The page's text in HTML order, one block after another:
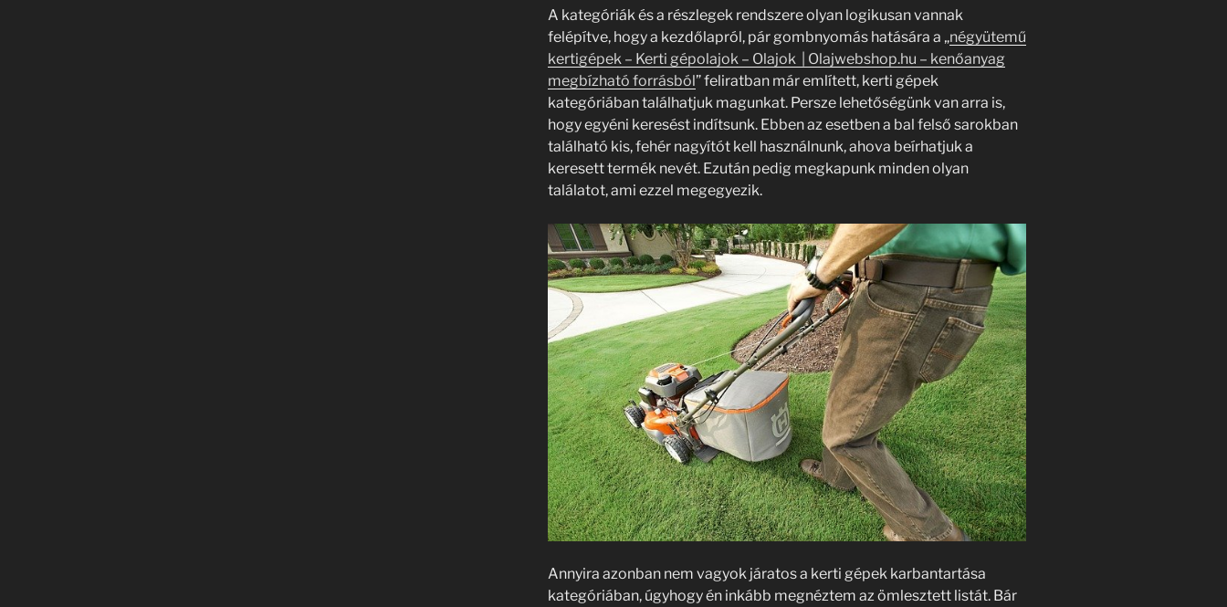
A kategóriák és a részlegek rendszere olyan logikusan vannak
felépítve, hogy a kezdőlapról, pár gombnyomás hatására a „négyütemű
kertigépek – Kerti gépolajok – Olajok | Olajwebshop.hu – kenőanyag
megbízható forrásból” feliratban már említett, kerti gépek
kategóriában találhatjuk magunkat. Persze lehetőségünk van arra is,
hogy egyéni keresést indítsunk. Ebben az esetben a bal felső sarokban
található kis, fehér nagyítót kell használnunk, ahova beírhatjuk a
keresett termék nevét. Ezután pedig megkapunk minden olyan
találatot, ami ezzel megegyezik.
Annyira azonban nem vagyok járatos a kerti gépek karbantartása
kategóriában, úgyhogy én inkább megnéztem az ömlesztett listát. Bár